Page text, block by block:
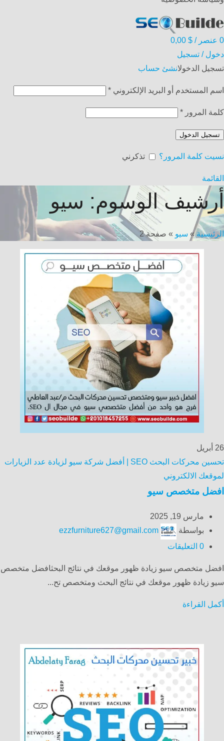
0 عنصر /
0,00 $
دخول / تسجيل
تسجيل الدخولانشئ حساب
اسم المستخدم أو البريد الإلكتروني *
كلمة المرور *
تسجيل الدخول
نسيت كلمة المرور؟ تذكرني
القائمة
أرشيف الوسوم: سيو
الرئيسية» سيو » صفحة 2
26 أبريل
تحسين محركات البحث SEO | أفضل شركة سيو لزيادة عدد الزيارات
لموقعك الالكتروني
افضل متخصص سيو
مارس 19, 2025
بواسطة
ezzfurniture627@gmail.com
0 التعليقات
افضل متخصص سيو زيادة ظهور موقعك في نتائج البحثافضل متخصص
سيو زيادة ظهور موقعك في نتائج البحث ومتخصص تح...
أكمل القراءة